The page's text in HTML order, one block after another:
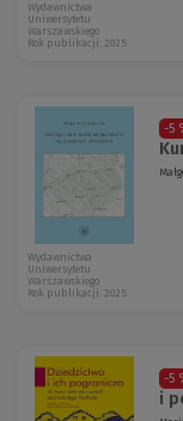
Wydawnictwa
Uniwersytetu
Warszawskiego
Rok publikacji: 2025
-5
Wydawnictwa
Uniwersytetu
Warszawskiego
Rok publikacji: 2025
-5
i